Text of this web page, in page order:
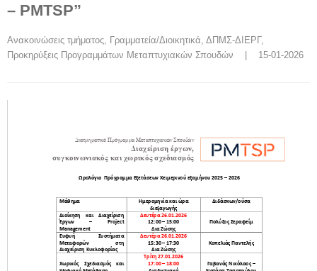
– PMTSP”
Ανακοινώσεις τμήματος, Γραμματεία/Διοικητικά, ΔΠΜΣ-ΔΙΕΡΓ
Προκηρύξεις Προγραμμάτων Μεταπτυχιακών Σπουδών
    |    15-01-2026